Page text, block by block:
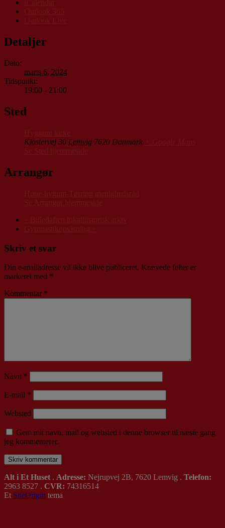
Detaljer
Dato:
marts 6, 2024
Tidspunkt:
19:00 - 21:00
Sted
Klostervej 30 Lemvig 7620 Danmark
Arrangør
Skriv et svar
Din e-mailadresse vil ikke blive publiceret. Krævede felter er
markeret med *
Kommentar *
Navn *
E-mail *
Websted
Gem mit navn, mail og websted i denne browser til næste gang
jeg kommenterer.
Alt i Et Huset . Adresse: Nejrupvej 2B, 7620 Lemvig . Telefon:
2963 8527 . CVR: 74316514
Et SiteOrigin tema